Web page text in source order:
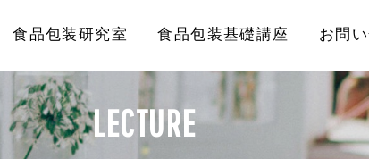
食品包装研究室 食品包装基礎講座 お問
LECTURE